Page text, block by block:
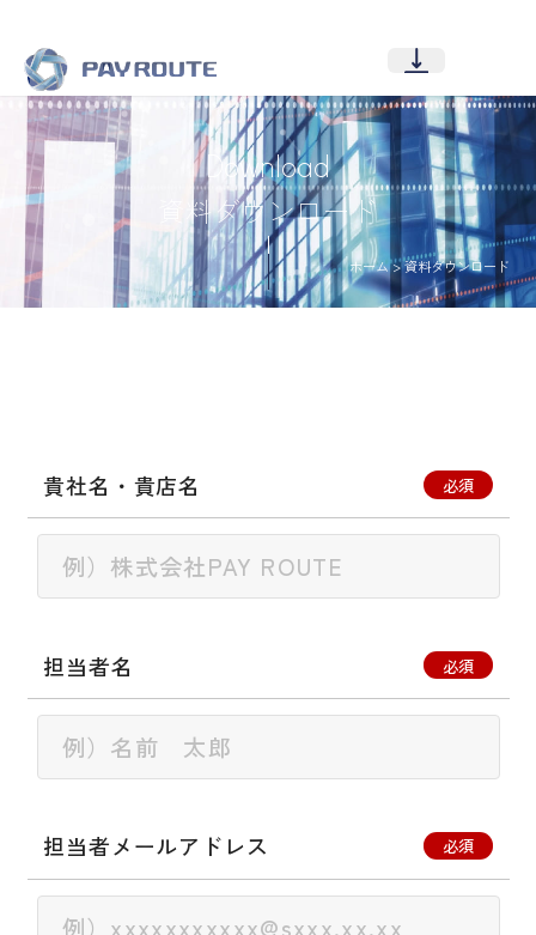
Download
資料ダウンロード
ホーム>資料ダウンロード
貴社名・貴店名 必須
担当者名 必須
担当者メールアドレス 必須